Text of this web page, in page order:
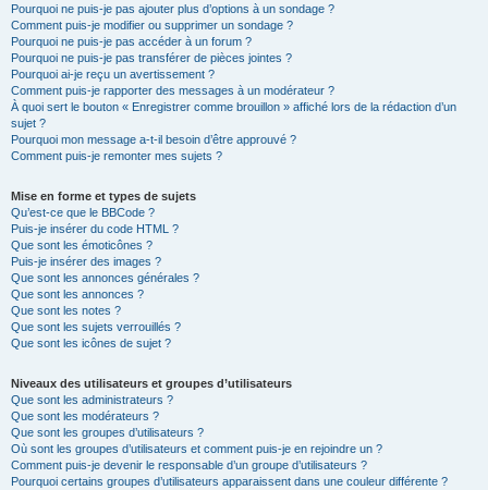
Pourquoi ne puis-je pas ajouter plus d’options à un sondage ?
Comment puis-je modifier ou supprimer un sondage ?
Pourquoi ne puis-je pas accéder à un forum ?
Pourquoi ne puis-je pas transférer de pièces jointes ?
Pourquoi ai-je reçu un avertissement ?
Comment puis-je rapporter des messages à un modérateur ?
À quoi sert le bouton « Enregistrer comme brouillon » affiché lors de la rédaction d’un
sujet ?
Pourquoi mon message a-t-il besoin d’être approuvé ?
Comment puis-je remonter mes sujets ?
Mise en forme et types de sujets
Qu’est-ce que le BBCode ?
Puis-je insérer du code HTML ?
Que sont les émoticônes ?
Puis-je insérer des images ?
Que sont les annonces générales ?
Que sont les annonces ?
Que sont les notes ?
Que sont les sujets verrouillés ?
Que sont les icônes de sujet ?
Niveaux des utilisateurs et groupes d’utilisateurs
Que sont les administrateurs ?
Que sont les modérateurs ?
Que sont les groupes d’utilisateurs ?
Où sont les groupes d’utilisateurs et comment puis-je en rejoindre un ?
Comment puis-je devenir le responsable d’un groupe d’utilisateurs ?
Pourquoi certains groupes d’utilisateurs apparaissent dans une couleur différente ?